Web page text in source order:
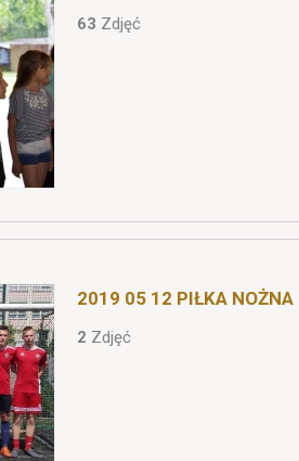
63 Zdjęć
2019 05 12 PIŁKA NOŻNA
2 Zdjęć